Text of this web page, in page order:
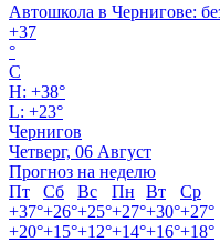
Автошкола в Чернигове:
+37
°
C
H: +38°
L: +23°
Чернигов
Четверг, 06 Август
Прогноз на неделю
Пт
Сб Вс Пн Вт
Ср
+37°+26°+25°+27°+30°+27°
+20°+15°+12°+14°+16°+18°